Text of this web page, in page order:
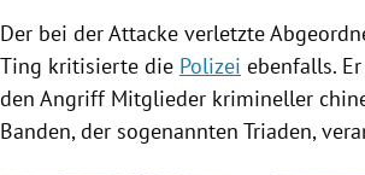
Der bei derAttacke verletzte
Ting kritisierte die Polizei ebenfalls.
den Angriff Mitglieder krimineller
Banden, der sogenannten Triaden,